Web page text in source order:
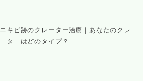
ニキビ跡のクレーター治療｜あなたのクレ
ーターはどのタイプ？